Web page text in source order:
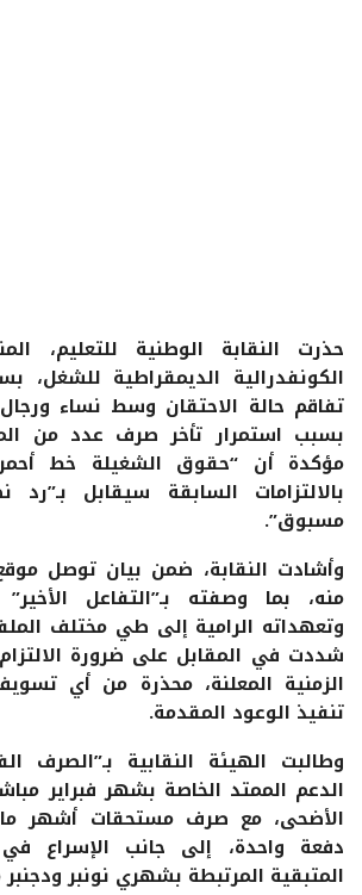
حذرت النقابة الوطنية للتعليم،
الكونفدرالية الديمقراطية
تفاقم حالة الاحتقان وسط نساء ورجال
بسبب استمرار تأخر صرف عدد من
مؤكدة أن “حقوق الشغيلة خط
بالالتزامات السابقة سيقابل
مسبوق”.
وأشادت النقابة، ضمن بيان توصل
منه، بما وصفته بـ”التفاعل
وتعهداته الرامية إلى طي مختلف
شددت في المقابل على ضرورة
الزمنية المعلنة، محذرة من أي
تنفيذ الوعود المقدمة.
وطالبت الهيئة النقابية بـ”الصرف
الدعم الممتد الخاصة بشهر فبراير
الأضحى، مع صرف مستحقات أشهر
دفعة واحدة، إلى جانب الإسراع
المتبقية المرتبطة بشهري نونبر ودجنبر من